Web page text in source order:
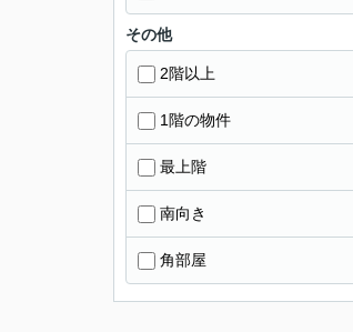
その他
2階以上
1階の物件
最上階
南向き
角部屋